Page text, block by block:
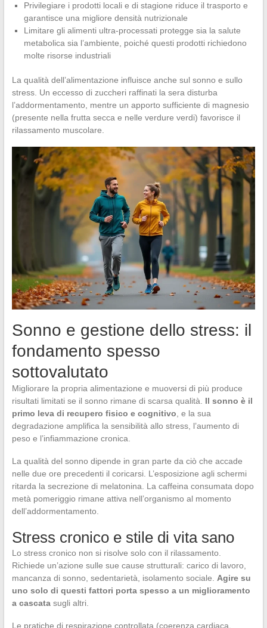
Privilegiare i prodotti locali e di stagione riduce il trasporto e
garantisce una migliore densità nutrizionale
Limitare gli alimenti ultra-processati protegge sia la salute
metabolica sia l’ambiente, poiché questi prodotti richiedono
molte risorse industriali
La qualità dell’alimentazione influisce anche sul sonno e sullo
stress. Un eccesso di zuccheri raffinati la sera disturba
l’addormentamento, mentre un apporto sufficiente di magnesio
(presente nella frutta secca e nelle verdure verdi) favorisce il
rilassamento muscolare.
Sonno e gestione dello stress: il
fondamento spesso
sottovalutato
Migliorare la propria alimentazione e muoversi di più produce
risultati limitati se il sonno rimane di scarsa qualità. Il sonno è il
primo leva di recupero fisico e cognitivo , e la sua
degradazione amplifica la sensibilità allo stress, l’aumento di
peso e l’infiammazione cronica.
La qualità del sonno dipende in gran parte da ciò che accade
nelle due ore precedenti il coricarsi. L’esposizione agli schermi
ritarda la secrezione di melatonina. La caffeina consumata dopo
metà pomeriggio rimane attiva nell’organismo al momento
dell’addormentamento.
Stress cronico e stile di vita sano
Lo stress cronico non si risolve solo con il rilassamento.
Richiede un’azione sulle sue cause strutturali: carico di lavoro,
mancanza di sonno, sedentarietà, isolamento sociale. Agire su
uno solo di questi fattori porta spesso a un miglioramento
a cascatasugli altri.
Le pratiche di respirazione controllata (coerenza cardiaca,